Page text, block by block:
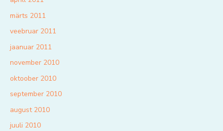
märts 2011
veebruar 2011
jaanuar 2011
november 2010
oktoober 2010
september 2010
august 2010
juuli 2010